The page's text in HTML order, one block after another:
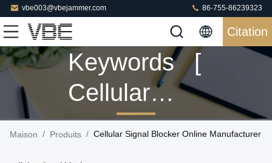
vbe003@vbejammer.com 86-755-86239323
Citation
Keywords [
Cellular
Signal
Maison / Produits / Cellular Signal Blocker Online Manufacturer